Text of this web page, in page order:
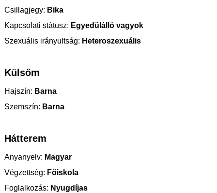
Csillagjegy: Bika
Kapcsolati státusz: Egyedülálló vagyok
Szexuális irányultság: Heteroszexuális
Külsőm
Hajszín: Barna
Szemszín: Barna
Hátterem
Anyanyelv: Magyar
Végzettség: Főiskola
Foglalkozás: Nyugdíjas